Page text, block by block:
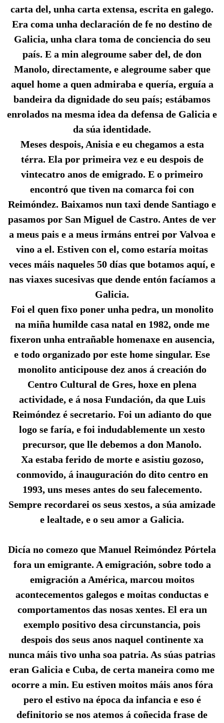
carta del, unha carta extensa, escrita en galego.
Era coma unha declaración de fe no destino de
Galicia, unha clara toma de conciencia do seu
país. E a min alegroume saber del, de don
Manolo, directamente, e alegroume saber que
aquel home a quen admiraba e quería, erguía a
bandeira da dignidade do seu país; estábamos
enrolados na mesma idea da defensa de Galicia e
da súa identidade.
Meses despois, Anisia e eu chegamos a esta
térra. Ela por primeira vez e eu despois de
vintecatro anos de emigrado. E o primeiro
encontró que tiven na comarca foi con
Reimóndez. Baixamos nun taxi dende Santiago e
pasamos por San Miguel de Castro. Antes de ver
a meus pais e a meus irmáns entrei por Valvoa e
vino a el. Estiven con el, como estaría moitas
veces máis naqueles 50 días que botamos aquí, e
nas viaxes sucesivas que dende entón facíamos a
Galicia.
Foi el quen fixo poner unha pedra, un monolito
na miña humilde casa natal en 1982, onde me
fixeron unha entrañable homenaxe en ausencia,
e todo organizado por este home singular. Ese
monolito anticipouse dez anos á creación do
Centro Cultural de Gres, hoxe en plena
actividade, e á nosa Fundación, da que Luis
Reimóndez é secretario. Foi un adianto do que
logo se faría, e foi indudablemente un xesto
precursor, que lle debemos a don Manolo.
Xa estaba ferido de morte e asistiu gozoso,
conmovido, á inauguración do dito centro en
1993, uns meses antes do seu falecemento.
Sempre recordarei os seus xestos, a súa amizade
e lealtade, e o seu amor a Galicia.
Dicía no comezo que Manuel Reimóndez Pórtela
fora un emigrante. A emigración, sobre todo a
emigración a América, marcou moitos
acontecementos galegos e moitas conductas e
comportamentos das nosas xentes. El era un
exemplo positivo desa circunstancia, pois
despois dos seus anos naquel continente xa
nunca máis tivo unha soa patria. As súas patrias
eran Galicia e Cuba, de certa maneira como me
ocorre a min. Eu estiven moitos máis anos fóra
pero el estivo na época da infancia e eso é
definitorio se nos atemos á coñecida frase de